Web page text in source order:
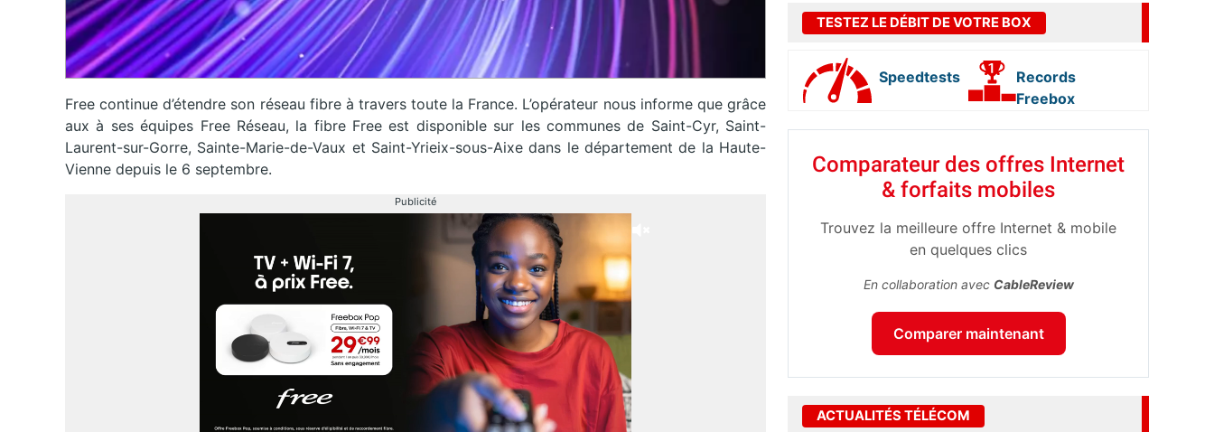
Free continue d’étendre son réseau fibre à travers toute la France. L’opérateur nous informe que grâce
aux à ses équipes Free Réseau, la fibre Free est disponible sur les communes de Saint-Cyr, Saint-
Laurent-sur-Gorre, Sainte-Marie-de-Vaux et Saint-Yrieix-sous-Aixe dans le département de la Haute-
Vienne depuis le 6 septembre.
Publicité
TESTEZ LE DÉBIT DE VOTRE BOX
Speedtests
Records
Freebox
Comparateur des offres Internet
& forfaits mobiles
Trouvez la meilleure offre Internet & mobile
en quelques clics
En collaboration avec CableReview
Comparer maintenant
ACTUALITÉS TÉLÉCOM